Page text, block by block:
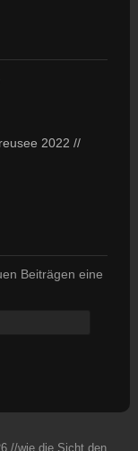
2022 //
Beiträgen eine
//wie die Sicht den